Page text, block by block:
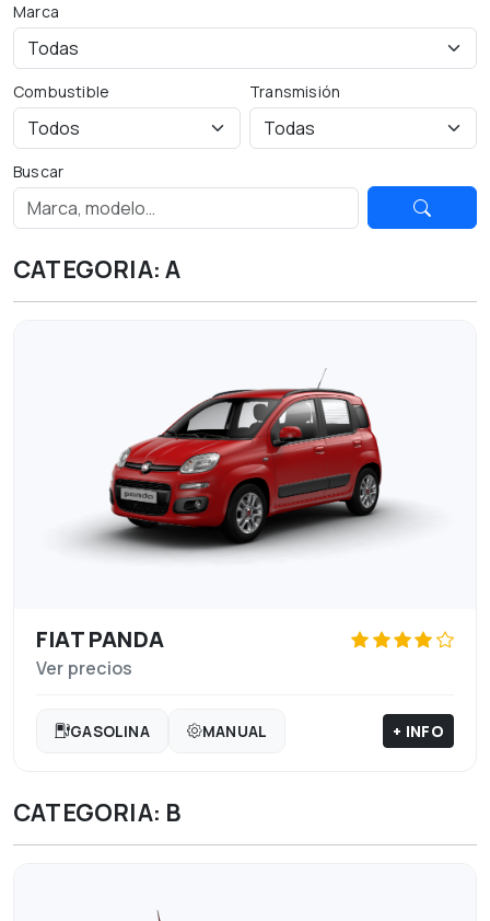
Marca
Combustible Transmisión
Buscar
CATEGORIA: A
FIAT PANDA
Ver precios
GASOLINA MANUAL + INFO
CATEGORIA: B